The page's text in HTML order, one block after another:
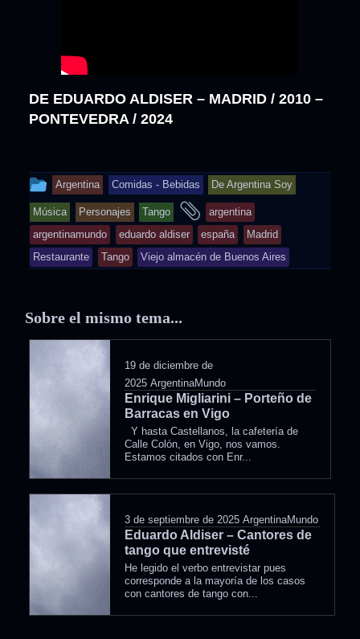
DE EDUARDO ALDISER – MADRID / 2010 –
PONTEVEDRA / 2024
This
entry
was
posted
in
Argentina Comidas - Bebidas De Argentina Soy
Música Personajes Tango
and
tagged
argentina
argentinamundo
eduardo aldiser españa
Madrid
Restaurante
Tango Viejo almacén de Buenos Aires
Sobre el mismo tema...
19 de diciembre de
2025 ArgentinaMundo
Enrique Migliarini – Porteño de
Barracas en Vigo
Y hasta Castellanos, la cafetería de
Calle Colón, en Vigo, nos vamos.
Estamos citados con Enr...
3 de septiembre de 2025 ArgentinaMundo
Eduardo Aldiser – Cantores de
tango que entrevisté
He legido el verbo entrevistar pues
corresponde a la mayoría de los casos
con cantores de tango con...